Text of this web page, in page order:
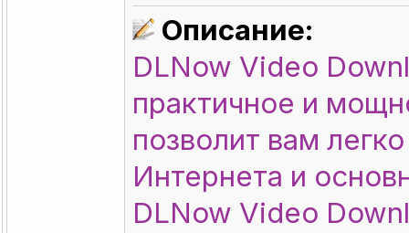
Описание:
DLNow Video
практичное и
позволит вам
Интернета и
DLNow Video